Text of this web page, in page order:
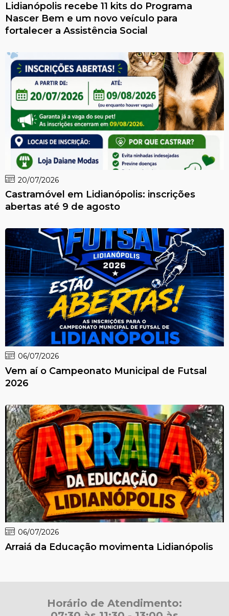
Lidianópolis recebe 11 kits do Programa
Nascer Bem e um novo veículo para
fortalecer a Assistência Social
20/07/2026
Castramóvel em Lidianópolis: inscrições
abertas até 9 de agosto
06/07/2026
Vem aí o Campeonato Municipal de Futsal
2026
06/07/2026
Arraiá da Educação movimenta Lidianópolis
Horário de Atendimento: